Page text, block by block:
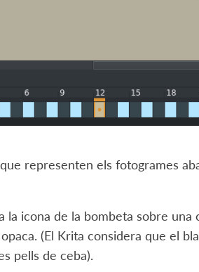
representen els fotogrames
la icona de la bombeta sobre
(El Krita considera que el
pells de ceba).